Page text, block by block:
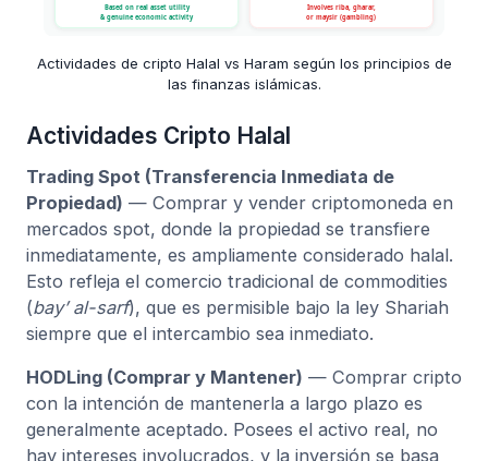
Actividades de cripto Halal vs Haram según los principios de
las finanzas islámicas.
Actividades Cripto Halal
Trading Spot (Transferencia Inmediata de
Propiedad) — Comprar y vender criptomoneda en
mercados spot, donde la propiedad se transfiere
inmediatamente, es ampliamente considerado halal.
Esto refleja el comercio tradicional de commodities
(bay’ al-sarf), que es permisible bajo la ley Shariah
siempre que el intercambio sea inmediato.
HODLing (Comprar y Mantener) — Comprar cripto
con la intención de mantenerla a largo plazo es
generalmente aceptado. Posees el activo real, no
hay intereses involucrados, y la inversión se basa